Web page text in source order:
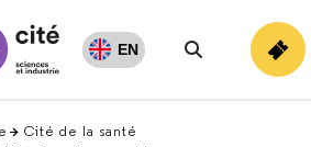
EN
Rechercher
Cité de la santé